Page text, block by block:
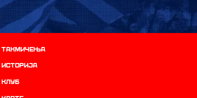
Такмичења
историја
Клуб